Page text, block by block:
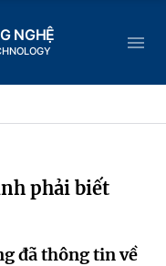
NGHỆ
phải biết
đã thông tin về